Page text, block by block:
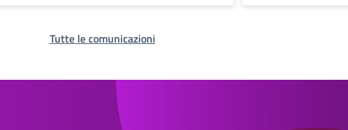
Tutte le comunicazioni